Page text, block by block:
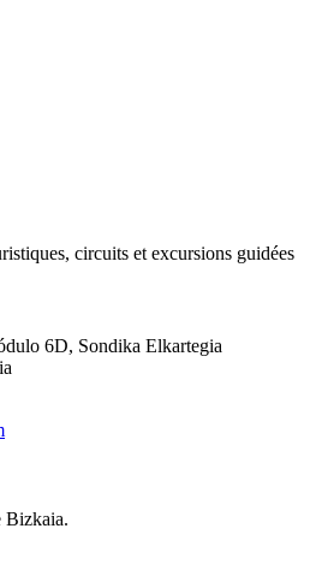
circuits et excursions guidées
6D, Sondika Elkartegia
Bizkaia.